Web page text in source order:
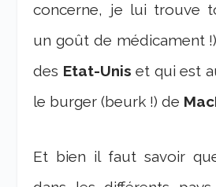
concerne, je lui trouve
un goût de médicament
des Etat-Unis et qui est
le burger (beurk !) de
Et bien il faut savoir